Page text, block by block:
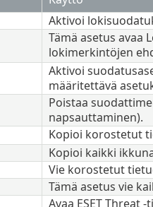
Aktivoi
Tämä asetus avaa
lokimerkintöjen
Aktivoi
määritettävä
Poistaa
napsauttaminen).
Kopioi korostetut
Kopioi kaikki
Vie korostetut
Tämä asetus vie
Avaa ESET Threat